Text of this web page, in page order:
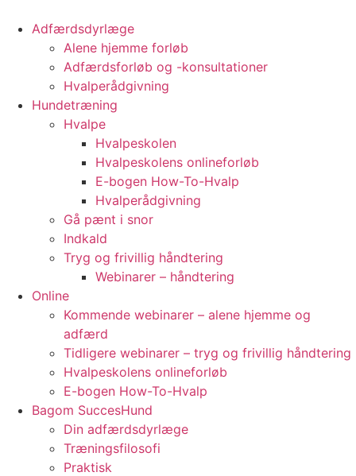
Adfærdsdyrlæge
Alene hjemme forløb
Adfærdsforløb og -konsultationer
Hvalperådgivning
Hundetræning
Hvalpe
Hvalpeskolen
Hvalpeskolens onlineforløb
E-bogen How-To-Hvalp
Hvalperådgivning
Gå pænt i snor
Indkald
Tryg og frivillig håndtering
Webinarer – håndtering
Online
Kommende webinarer – alene hjemme og
adfærd
Tidligere webinarer – tryg og frivillig håndtering
Hvalpeskolens onlineforløb
E-bogen How-To-Hvalp
Bagom SuccesHund
Din adfærdsdyrlæge
Træningsfilosofi
Praktisk